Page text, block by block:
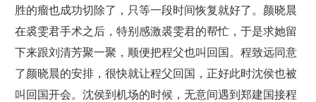
胜的瘤也成功切除了，只等一段时间恢复就好了。颜晓晨
在裘雯君手术之后，特别感激裘雯君的帮忙，于是求她留
下来跟刘清芳聚一聚，顺便把程父也叫回国。程致远同意
了颜晓晨的安排，很快就让程父回国，正好此时沈侯也被
叫回国开会。沈侯到机场的时候，无意间遇到郑建国接程